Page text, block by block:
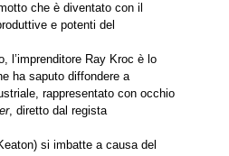
che è diventato con il
e potenti del
l’imprenditore Ray Kroc è lo
ha saputo diffondere a
rappresentato con occhio
, diretto dal regista
si imbatte a causa del